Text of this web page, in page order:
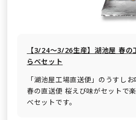
【3/24～3/26生産】湖池屋 春の
らべセット
「湖池屋工場直送便」のうすし
春の直送便 桜えび味がセットで
べセットです。